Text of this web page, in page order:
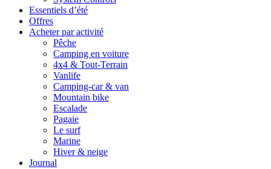
Essentiels d’été
Offres
Acheter par activité
Pêche
Camping en voiture
4x4 & Tout-Terrain
Vanlife
Camping-car & van
Mountain bike
Escalade
Pagaie
Le surf
Marine
Hiver & neige
Journal